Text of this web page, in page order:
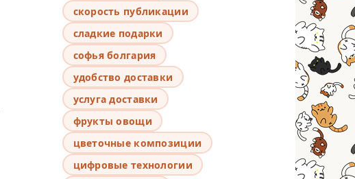
скорость публикации
сладкие подарки
софья болгария
удобство доставки
услуга доставки
фрукты овощи
цветочные композиции
цифровые технологии